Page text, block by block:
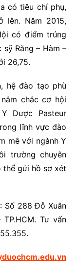
có tiêu chí phụ,
lên. Năm 2015,
có điểm trúng
Răng – Hàm –
26,75.
hệ đào tạo phù
chắc cơ hội
Dược Pasteur
lĩnh vực đào
mê với ngành Y
trường chuyên
thể gửi hồ sơ xét
Số 288 Đỗ Xuân
Tư vấn